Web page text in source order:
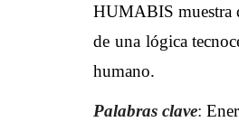
HUMABIS muestra
de una lógica
humano.
Palabras clave: